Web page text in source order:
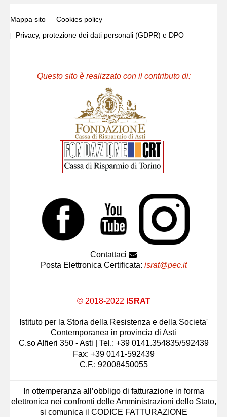
Mappa sito
Cookies policy
Privacy, protezione dei dati personali (GDPR) e DPO
Questo sito è realizzato con il contributo di:
Contattaci
Posta Elettronica Certificata: israt@pec.it
© 2018-2022 ISRAT
Istituto per la Storia della Resistenza e della Societa'
Contemporanea in provincia di Asti
C.so Alfieri 350 - Asti | Tel.: +39 0141.354835/592439
Fax: +39 0141-592439
C.F.: 92008450055
In ottemperanza all’obbligo di fatturazione in forma
elettronica nei confronti delle Amministrazioni dello Stato,
si comunica il CODICE FATTURAZIONE